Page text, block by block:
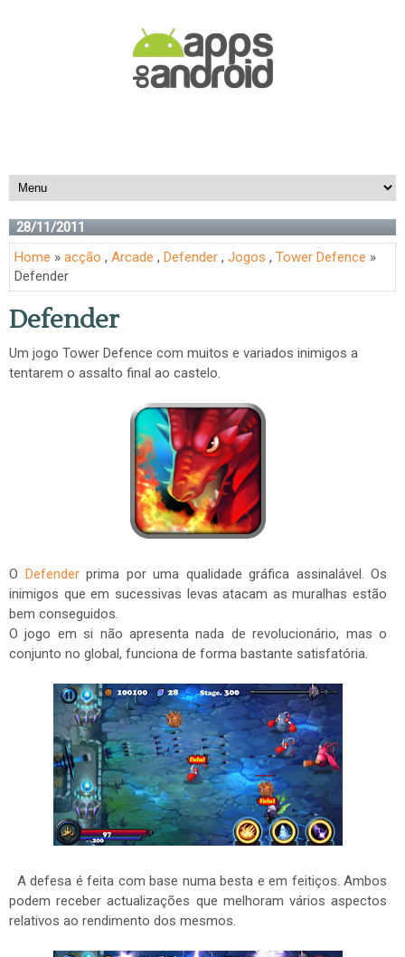
28/11/2011
Home » acção , Arcade , Defender , Jogos , Tower Defence »
Defender
Defender
Um jogo Tower Defence com muitos e variados inimigos a
tentarem o assalto final ao castelo.
O Defender prima por uma qualidade gráfica assinalável. Os
inimigos que em sucessivas levas atacam as muralhas estão
bem conseguidos.
O jogo em si não apresenta nada de revolucionário, mas o
conjunto no global, funciona de forma bastante satisfatória.
A defesa é feita com base numa besta e em feitiços. Ambos
podem receber actualizações que melhoram vários aspectos
relativos ao rendimento dos mesmos.